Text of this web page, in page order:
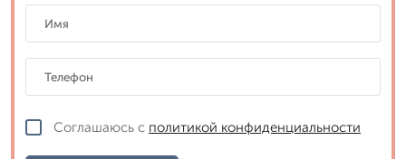
Соглашаюсь с политикой конфиденциальности